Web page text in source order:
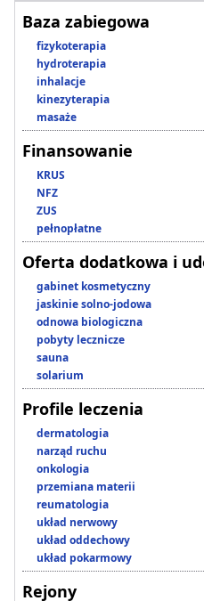
Baza zabiegowa
fizykoterapia
hydroterapia
inhalacje
kinezyterapia
masaże
Finansowanie
KRUS
NFZ
ZUS
pełnopłatne
Oferta dodatkowa i
gabinet kosmetyczny
jaskinie solno-jodowa
odnowa biologiczna
pobyty lecznicze
sauna
solarium
Profile leczenia
dermatologia
narząd ruchu
onkologia
przemiana materii
reumatologia
układ nerwowy
układ oddechowy
układ pokarmowy
Rejony